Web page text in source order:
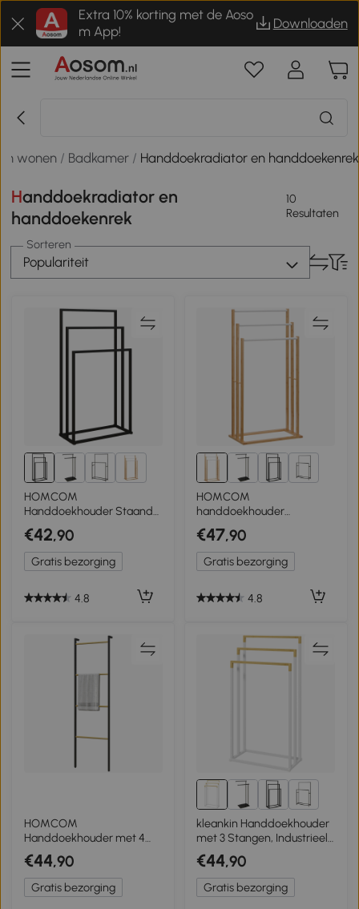
Extra 10% korting met de Aoso
m App!
Downloaden
wonen / Badkamer / Handdoekradiator en handdoekenrek
Handdoekradiator en
handdoekenrek
10
Resultaten
Sorteren
Populariteit
HOMCOM
Handdoekhouder Staand
Handdoekrek met 3
stangen, handdoekladder
van staal 45 x 21,5 x 85 cm
€42,90
Gratis bezorging
4.8
HOMCOM
handdoekhouder
vrijstaande
handdoekhouder
badhanddoekhouder met
3 stangen
€47,90
Gratis bezorging
4.8
HOMCOM
Handdoekhouder met 4
stangen, 49 x 5,5 x 167,5
cm, zwart/naturel
€44,90
Gratis bezorging
2+
kleankin Handdoekhouder
met 3 Stangen, Industrieel
Ontwerp, Bamboe, 45 x
22,5 x 86 cm, Wit + Natuur
€44,90
Gratis bezorging